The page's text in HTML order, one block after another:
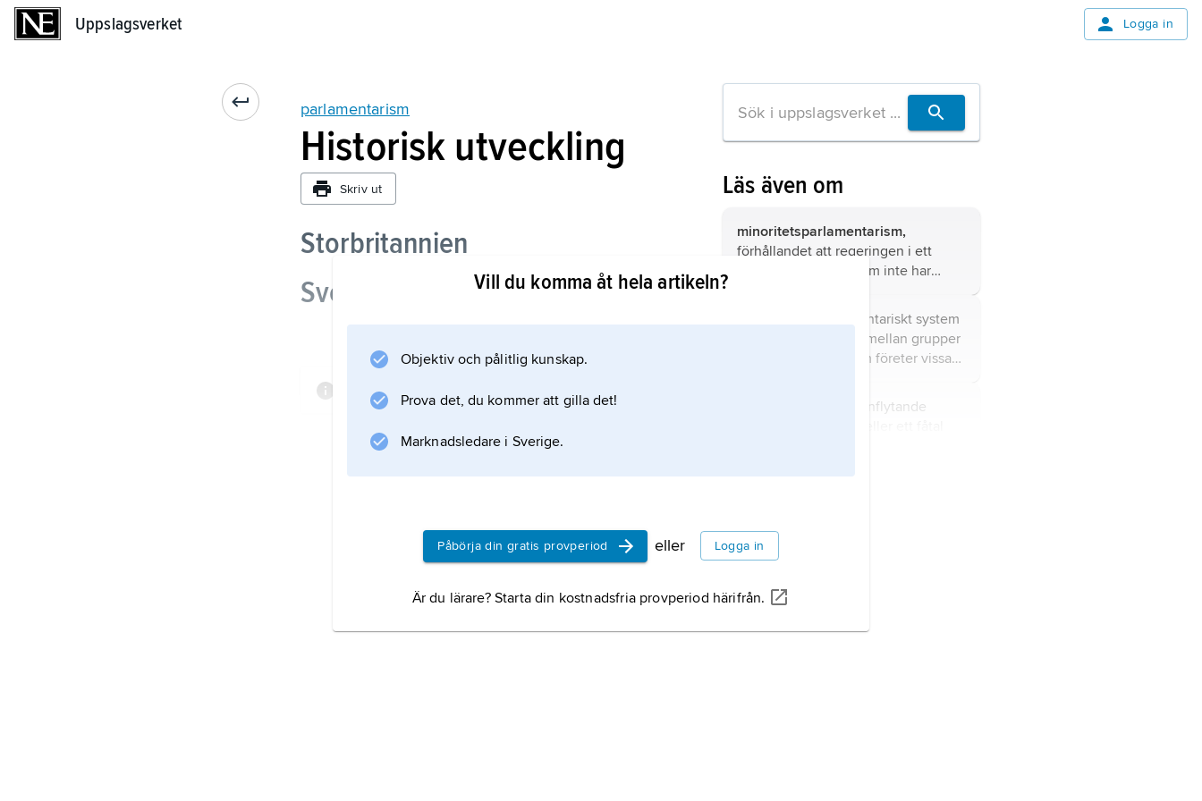
Uppslagsverket Logga in
parlamentarism
Historisk utveckling
Skriv ut
Storbritannien
Sverige
Information om artikeln
Vill du komma åt hela artikeln?
Objektiv och pålitlig kunskap.
Prova det, du kommer att gilla det!
Marknadsledare i Sverige.
Påbörja din gratis provperiod eller Logga in
Är du lärare? Starta din kostnadsfria provperiod härifrån.
Läs även om
minoritetsparlamentarism,
förhållandet att regeringen i ett
parlamentariskt system inte har
måste lita till stöd från andra partier.
parlamentariskt system
där skiljelinjerna går mellan grupper
(block) av partier, som företer vissa
inflytande